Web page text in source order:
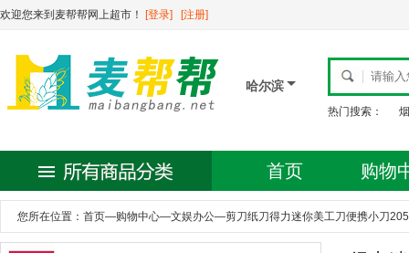
欢迎您来到麦帮帮网上超市！ [登录] [注册]
哈尔滨
热门搜索： 烟
首页 购物
您所在位置： 首页—购物中心—文娱办公—剪刀纸刀得力迷你美工刀便携小刀